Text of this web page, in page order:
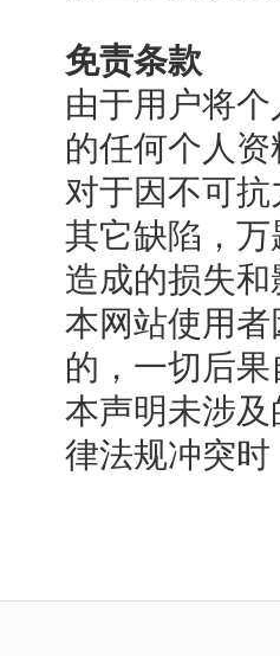
免责条款
由于用户将
的任何个人
对于因不可
其它缺陷，
造成的损失和
本网站使用
的，一切后
本声明未涉
律法规冲突